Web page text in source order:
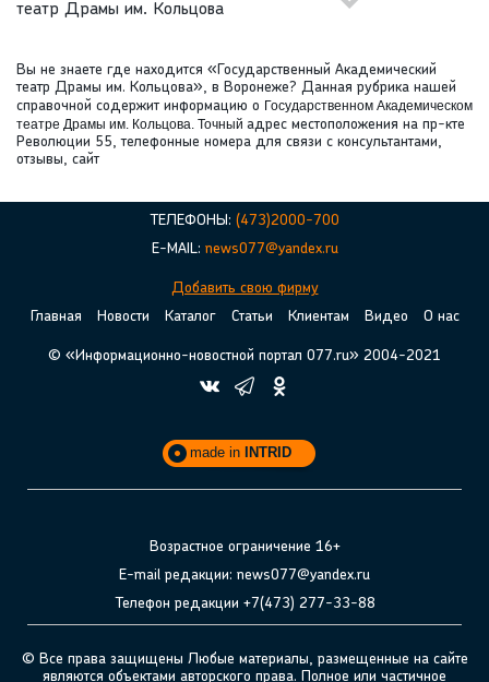
театр Драмы им. Кольцова
Вы не знаете где находится «Государственный Академический
театр Драмы им. Кольцова», в Воронеже? Данная рубрика нашей
справочной содержит информацию о Государственном Академическом
театре Драмы им. Кольцова. Точный адрес местоположения на пр-кте
Революции 55, телефонные номера для связи с консультантами,
отзывы, сайт
ТЕЛЕФОНЫ: (473)2000-700
E-MAIL: news077@yandex.ru
Добавить свою фирму
Главная
Новости Каталог Статьи Клиентам Видео О нас
© «Информационно-новостной портал 077.ru» 2004-2021
made in INTRID
Возрастное ограничение 16+
E-mail редакции: news077@yandex.ru
Телефон редакции +7(473) 277-33-88
© Все права защищены Любые материалы, размещенные на сайте
являются объектами авторского права. Полное или частичное